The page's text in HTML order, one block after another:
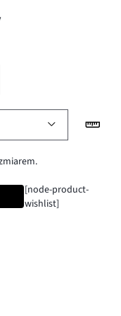
[node-product-
wishlist]